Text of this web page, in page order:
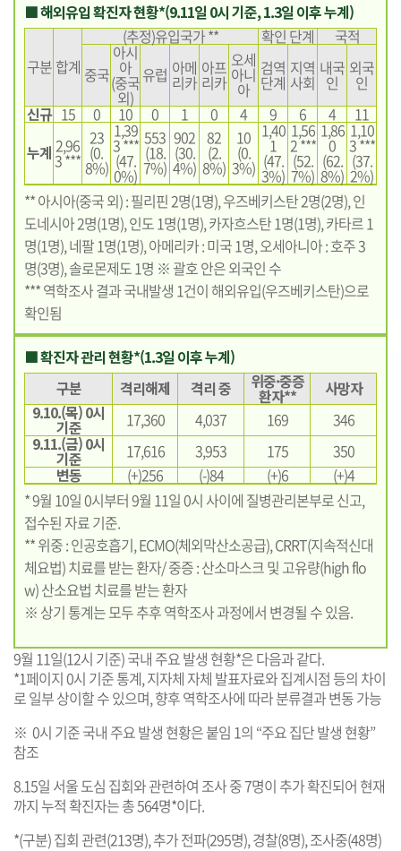
■ 해외유입 확진자 현황*(9.11일 0시 기준, 1.3일 이후 누계)
구분 합계
(추정)유입국가 ** 확인 단계
국적
중국
아시
아
(중국
외)
유럽 아메
리카
아프
리카
오세
아니
아
검역
단계
지역
사회
내국
인
외국
인
신규 15 0 10 0 1 0 4 9 6 4
11
누계 2,96
3 ***
23
(0.
8%)
1,39
3 ***
(47.
0%)
553
(18.
7%)
902
(30.
4%)
82
(2.
8%)
10
(0.
3%)
1,40
1
(47.
3%)
1,56
2 ***
(52.
7%)
1,86
0
(62.
8%)
1,10
3 ***
(37.
2%)
** 아시아(중국 외) : 필리핀 2명(1명), 우즈베키스탄 2명(2명), 인
도네시아 2명(1명), 인도 1명(1명), 카자흐스탄 1명(1명), 카타르 1
명(1명), 네팔 1명(1명), 아메리카 : 미국 1명, 오세아니아 : 호주 3
명(3명), 솔로몬제도 1명 ※ 괄호 안은 외국인 수
*** 역학조사 결과 국내발생 1건이 해외유입(우즈베키스탄)으로
확인됨
■ 확진자 관리 현황*(1.3일 이후 누계)
구분
격리해제 격리 중 위중·중증
환자**
사망자
9.10.(목) 0시
기준 17,360 4,037 169
346
9.11.(금) 0시
기준 17,616 3,953 175
350
변동
(+)256 (-)84 (+)6
(+)4
* 9월 10일 0시부터 9월 11일 0시 사이에 질병관리본부로 신고,
접수된 자료 기준.
** 위중 : 인공호흡기, ECMO(체외막산소공급), CRRT(지속적신대
체요법) 치료를 받는 환자/ 중증 : 산소마스크 및 고유량(high flo
w) 산소요법 치료를 받는 환자
※ 상기 통계는 모두 추후 역학조사 과정에서 변경될 수 있음.
9월 11일(12시 기준) 국내 주요 발생 현황*은 다음과 같다.
*1페이지 0시 기준 통계, 지자체 자체 발표자료와 집계시점 등의 차이
로 일부 상이할 수 있으며, 향후 역학조사에 따라 분류결과 변동 가능
※ 0시 기준 국내 주요 발생 현황은 붙임 1의 “주요 집단 발생 현황”
참조
8.15일 서울 도심 집회와 관련하여 조사 중 7명이 추가 확진되어 현재
까지 누적 확진자는 총 564명*이다.
*(구분) 집회 관련(213명), 추가 전파(295명), 경찰(8명), 조사중(48명)